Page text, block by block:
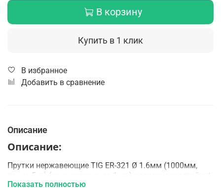
В корзину
Купить в 1 клик
В избранное
Добавить в сравнение
Описание
Описание:
Прутки нержавеющие TIG ER-321 Ø 1.6мм (1000мм,
пачка 5кг) (цена указана за 1 кг.) коррозионностойкиt
хромоникелевыt сварочныt прутrb для аргонодуговой
Показать полностью